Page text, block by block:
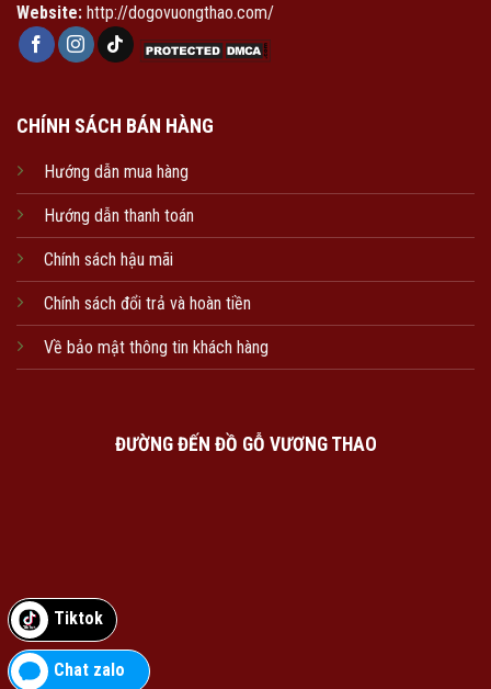
Website: http://dogovuongthao.com/
CHÍNH SÁCH BÁN HÀNG
Hướng dẫn mua hàng
Hướng dẫn thanh toán
Chính sách hậu mãi
Chính sách đổi trả và hoàn tiền
Về bảo mật thông tin khách hàng
ĐƯỜNG ĐẾN ĐỒ GỖ VƯƠNG THAO
Tiktok
Chat zalo